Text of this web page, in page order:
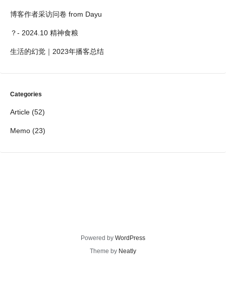
博客作者采访问卷 from Dayu
？- 2024.10 精神食粮
生活的幻觉｜2023年播客总结
Categories
Article (52)
Memo (23)
Powered by WordPress
Theme by Neatly